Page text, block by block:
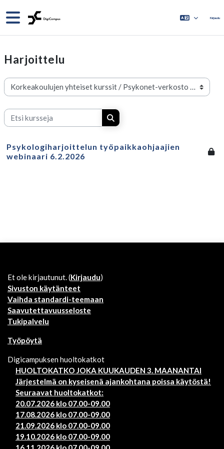
Sivupaneeli Kirjaudu
Harjoittelu
Kurssikategoriat
Etsi kursseja
Etsi kursseja
Psykologiharjoittelun työpaikkaohjaajien
webinaari 6.2.2026
Et ole kirjautunut. (Kirjaudu)
Sivuston käytänteet
Vaihda standardi-teemaan
Saavutettavuusseloste
Tukipalvelu
Työpöytä
Digicampuksen huoltokatkot
HUOLTOKATKO JOKA KUUKAUDEN 3. MAANANTAI
Järjestelmä on kyseisenä ajankohtana poissa käytöstä!
Seuraavat huoltokatkot:
20.07.2026 klo 07.00-09.00
17.08.2026 klo 07.00-09.00
21.09.2026 klo 07.00-09.00
19.10.2026 klo 07.00-09.00